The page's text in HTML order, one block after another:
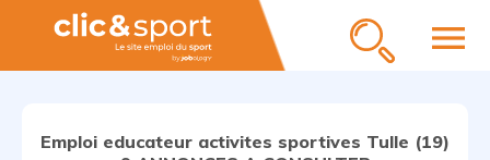
menu
Emploi educateur activites sportives Tulle (19)